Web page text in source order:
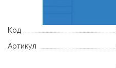
Код
Артикул